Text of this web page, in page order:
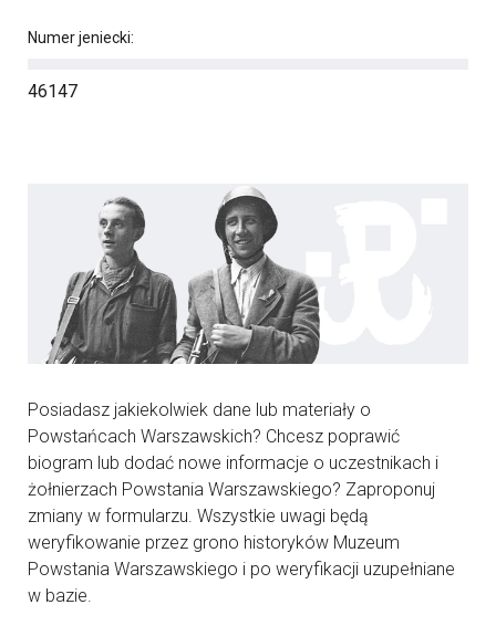
Numer jeniecki:
46147
Posiadasz jakiekolwiek dane lub materiały o
Powstańcach Warszawskich? Chcesz poprawić
biogram lub dodać nowe informacje o uczestnikach i
żołnierzach Powstania Warszawskiego? Zaproponuj
zmiany w formularzu. Wszystkie uwagi będą
weryfikowanie przez grono historyków Muzeum
Powstania Warszawskiego i po weryfikacji uzupełniane
w bazie.